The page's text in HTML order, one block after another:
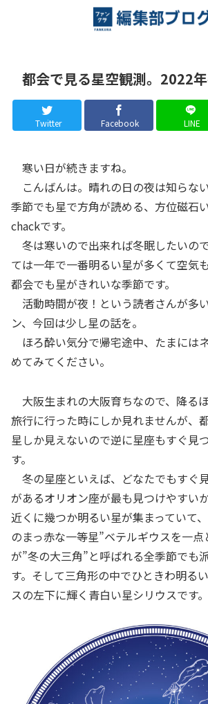
都会で見る星空観測。2022
Twitter Facebook LINE
寒い日が続きますね。
こんばんは。晴れの日の夜は知らな
季節でも星で方角が読める、方位磁石
chackです。
冬は寒いので出来れば冬眠したいの
ては一年で一番明るい星が多くて空気
都会でも星がきれいな季節です。
活動時間が夜！という読者さんが多
ン、今回は少し星の話を。
ほろ酔い気分で帰宅途中、たまには
めてみてください。
大阪生まれの大阪育ちなので、降る
旅行に行った時にしか見れませんが、
星しか見えないので逆に星座もすぐ見
す。
冬の星座といえば、どなたでもすぐ
があるオリオン座が最も見つけやすい
近くに幾つか明るい星が集まっていて
のまっ赤な一等星”ベテルギウスを一
が”冬の大三角”と呼ばれる全季節でも
す。そして三角形の中でひときわ明る
スの左下に輝く青白い星シリウスです。